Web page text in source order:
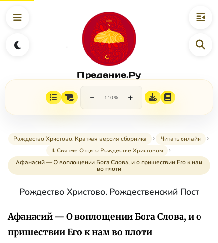
Предание.Ру
− 110% +
Рождество Христово. Краткая версия сборника
Читать онлайн
II. Святые Отцы о Рождестве Христовом
Афанасий — О воплощении Бога Слова, и о пришествии Его к нам
во плоти
Рождество Христово. Рождественский Пост
Афанасий — О воплощении Бога Слова, и о
пришествии Его к нам во плоти